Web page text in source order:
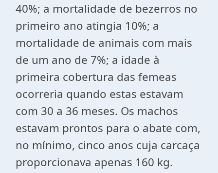
40%; a mortalidade de bezerros no
primeiro ano atingia 10%; a
mortalidade de animais com mais
de um ano de 7%; a idade à
primeira cobertura das femeas
ocorreria quando estas estavam
com 30 a 36 meses. Os machos
estavam prontos para o abate com,
no mínimo, cinco anos cuja carcaça
proporcionava apenas 160 kg.